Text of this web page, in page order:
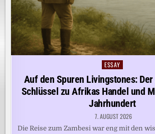
Posted
ESSAY
Auf den Spuren Livingstones:
Schlüssel zu Afrikas Handel und
Jahrhundert
7. AUGUST 2026
Die Reise zum Zambesi war eng mit den